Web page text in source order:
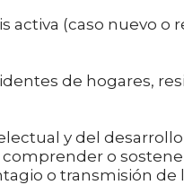
(caso nuevo o
de hogares,
y del desarrollo
o
o transmisión de